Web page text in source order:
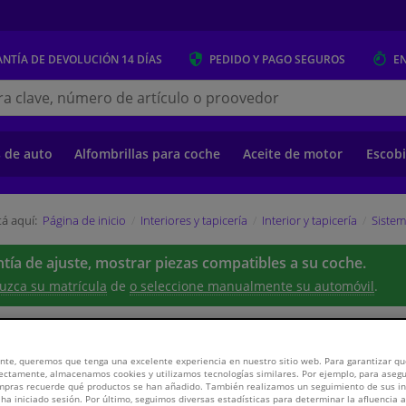
DE DEVOLUCIÓN 14 DÍAS PEDIDO Y PAGOSEGUROS
de auto Alfombrillas para coche Aceite de motor
aquí: Página de inicio Interiores y tapicería Interior y tapicería
de ajuste, mostrar piezas compatibles a su coche.
su matrícula de o seleccione manualmente su automóvil.
buenosaltavoces para coche, podrás disfrutar al máximo de la música.
suficientes para reproducir la música con la calidad que merece. Con
En Winparts encontrarás altavoces de marcas líderes como JBL,
y subwoofers para coche.
queremos que tenga una excelente experiencia en nuestro sitio web. Para garantizar
almacenamos cookies y utilizamos tecnologías similares. Por ejemplo, para
recuerde qué productos se han añadido. También realizamos un seguimiento de sus
iniciado sesión. Por último, seguimos diversas estadísticas para determinar la afluencia